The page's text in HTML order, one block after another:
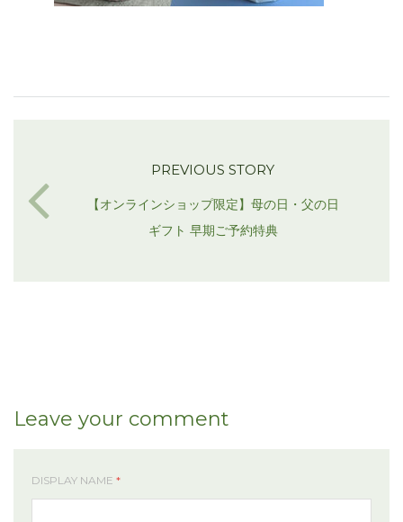
PREVIOUS STORY
【オンラインショップ限定】母の日・父の日
ギフト 早期ご予約特典
Leave your comment
DISPLAY NAME *